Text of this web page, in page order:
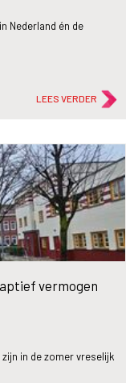
Nederland én de
LEES VERDER
vermogen
in de zomer vreselijk